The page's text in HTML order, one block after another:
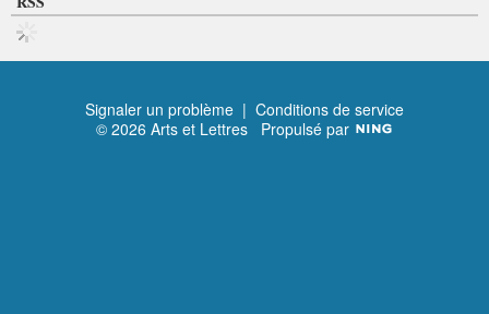
Signaler un problème | Conditions de service
© 2026 Arts et Lettres Propulsé par